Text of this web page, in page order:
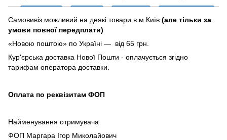
Самовивіз можливий на деякі товари в м.Київ (але тільки за
умови повної передплати)
«Новою поштою» по Україні — від 65 грн.
Кур'єрська доставка Нової Пошти - оплачується згідно
тарифам оператора доставки.
Оплата по реквізитам ФОП
Найменування отримувача
ФОП Маргара Ігор Миколайович